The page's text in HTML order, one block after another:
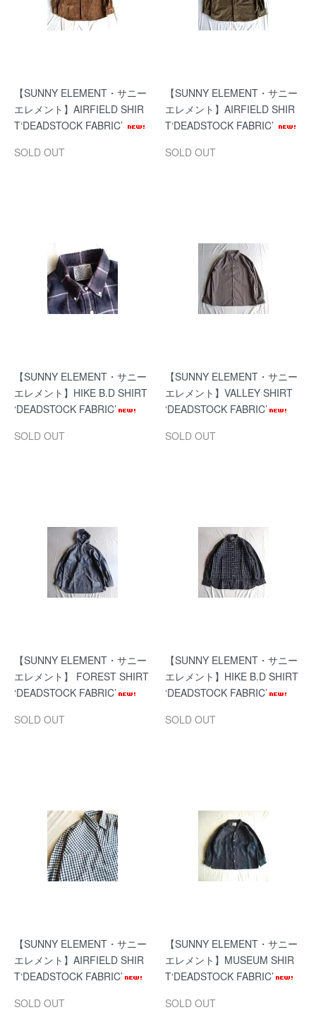
【SUNNY ELEMENT・サニー
エレメント】AIRFIELD SHIR
T‘DEADSTOCK FABRIC’
SOLD OUT
【SUNNY ELEMENT・サニー
エレメント】AIRFIELD SHIR
T‘DEADSTOCK FABRIC’
SOLD OUT
【SUNNY ELEMENT・サニー
エレメント】HIKE B.D SHIRT
‘DEADSTOCK FABRIC’
SOLD OUT
【SUNNY ELEMENT・サニー
エレメント】VALLEY SHIRT
‘DEADSTOCK FABRIC’
SOLD OUT
【SUNNY ELEMENT・サニー
エレメント】 FOREST SHIRT
‘DEADSTOCK FABRIC’
SOLD OUT
【SUNNY ELEMENT・サニー
エレメント】HIKE B.D SHIRT
‘DEADSTOCK FABRIC’
SOLD OUT
【SUNNY ELEMENT・サニー
エレメント】AIRFIELD SHIR
T‘DEADSTOCK FABRIC’
SOLD OUT
【SUNNY ELEMENT・サニー
エレメント】MUSEUM SHIR
T‘DEADSTOCK FABRIC’
SOLD OUT